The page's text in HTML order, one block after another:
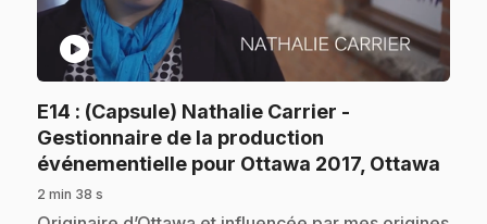
play_circle
E14 : (Capsule) Nathalie Carrier -
Gestionnaire de la production
événementielle pour Ottawa 2017, Ottawa
2 min 38 s